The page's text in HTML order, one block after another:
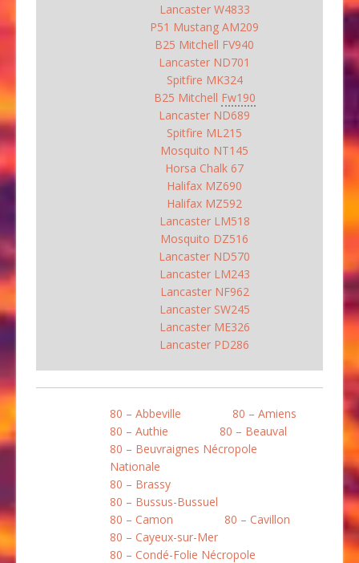
Lancaster W4833
P51 Mustang AM209
B25 Mitchell FV940
Lancaster ND701
Spitfire MK324
B25 Mitchell Fw190
Lancaster ND689
Spitfire ML215
Mosquito NT145
Horsa Chalk 67
Halifax MZ690
Halifax MZ592
Lancaster LM518
Mosquito DZ516
Lancaster ND570
Lancaster LM243
Lancaster NF962
Lancaster SW245
Lancaster ME326
Lancaster PD286
80 – Abbeville
80 – Amiens
80 – Authie
80 – Beauval
80 – Beuvraignes Nécropole
Nationale
80 – Brassy
80 – Bussus-Bussuel
80 – Camon
80 – Cavillon
80 – Cayeux-sur-Mer
80 – Condé-Folie Nécropole